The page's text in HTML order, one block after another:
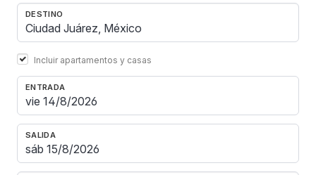
DESTINO
Incluir apartamentos y casas
ENTRADA
SALIDA